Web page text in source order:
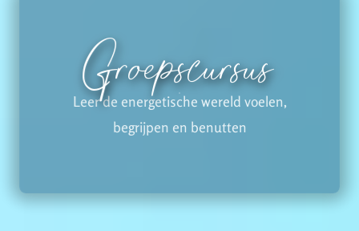
Groepscursus
Leer de energetische wereld voelen,
begrijpen en benutten